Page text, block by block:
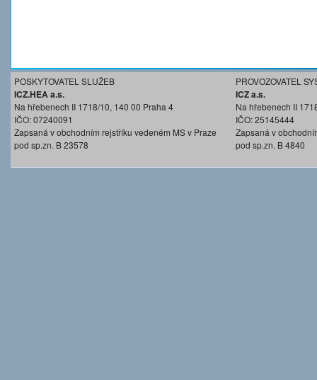
POSKYTOVATEL SLUŽEB
ICZ.HEA a.s.
Na hřebenech II 1718/10, 140 00 Praha 4
IČO: 07240091
Zapsaná v obchodním rejstříku vedeném MS v Praze
pod sp.zn. B 23578
PROVOZOVATEL
ICZ a.s.
Na hřebenech II
IČO: 25145444
Zapsaná v
pod sp.zn. B 4840